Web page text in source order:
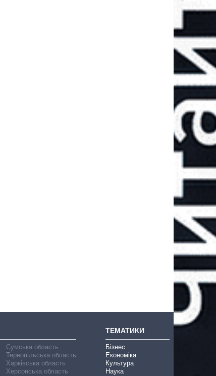
Сумська область
Тернопільська область
Харківська область
Херсонська область
ТЕМАТИКИ
Бізнес
Економіка
Культура
Наука